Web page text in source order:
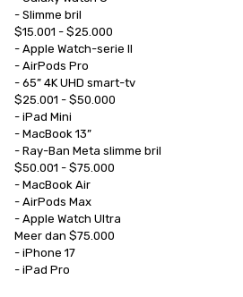
- Slimme bril
$15.001 - $25.000
- Apple Watch-serie II
- AirPods Pro
- 65” 4K UHD smart-tv
$25.001 - $50.000
- iPad Mini
- MacBook 13”
- Ray-Ban Meta slimme bril
$50.001 - $75.000
- MacBook Air
- AirPods Max
- Apple Watch Ultra
Meer dan $75.000
- iPhone 17
- iPad Pro